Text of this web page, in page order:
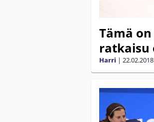
Tämä
ratkaisu
Harri | 22.02.2018